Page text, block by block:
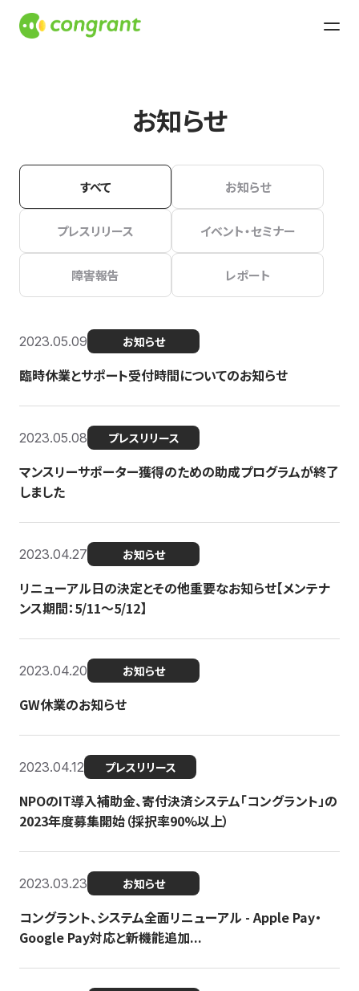
お知らせ
すべて お知らせ
プレスリリース イベント・セミナー
障害報告 レポート
2023.05.09 お知らせ
臨時休業とサポート受付時間についてのお知らせ
2023.05.08 プレスリリース
マンスリーサポーター獲得のための助成プログラムが終了
しました
2023.04.27 お知らせ
リニューアル日の決定とその他重要なお知らせ【メンテナ
ンス期間：5/11～5/12】
2023.04.20 お知らせ
GW休業のお知らせ
2023.04.12 プレスリリース
NPOのIT導入補助金、寄付決済システム「コングラント」の
2023年度募集開始（採択率90%以上）
2023.03.23 お知らせ
コングラント、システム全面リニューアル - Apple Pay・
Google Pay対応と新機能追加...